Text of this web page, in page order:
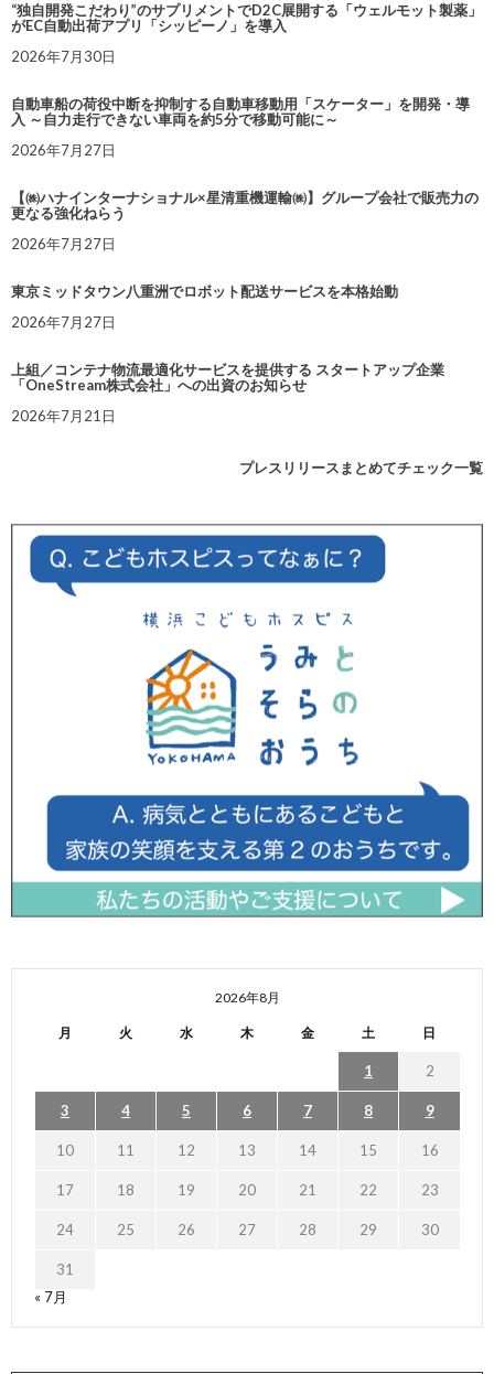
“独自開発こだわり”のサプリメントでD2C展開する「ウェルモット製薬」
がEC自動出荷アプリ「シッピーノ」を導入
2026年7月30日
自動車船の荷役中断を抑制する自動車移動用「スケーター」を開発・導
入 ～自力走行できない車両を約5分で移動可能に～
2026年7月27日
【㈱ハナインターナショナル×星清重機運輸㈱】グループ会社で販売力の
更なる強化ねらう
2026年7月27日
東京ミッドタウン八重洲でロボット配送サービスを本格始動
2026年7月27日
上組／コンテナ物流最適化サービスを提供する スタートアップ企業
「OneStream株式会社」への出資のお知らせ
2026年7月21日
プレスリリースまとめてチェック一覧
2026年8月
月 火 水 木 金 土 日
1 2
3 4 5 6 7 8 9
10 11 12 13 14 15 16
17 18 19 20 21 22 23
24 25 26 27 28 29 30
31
« 7月